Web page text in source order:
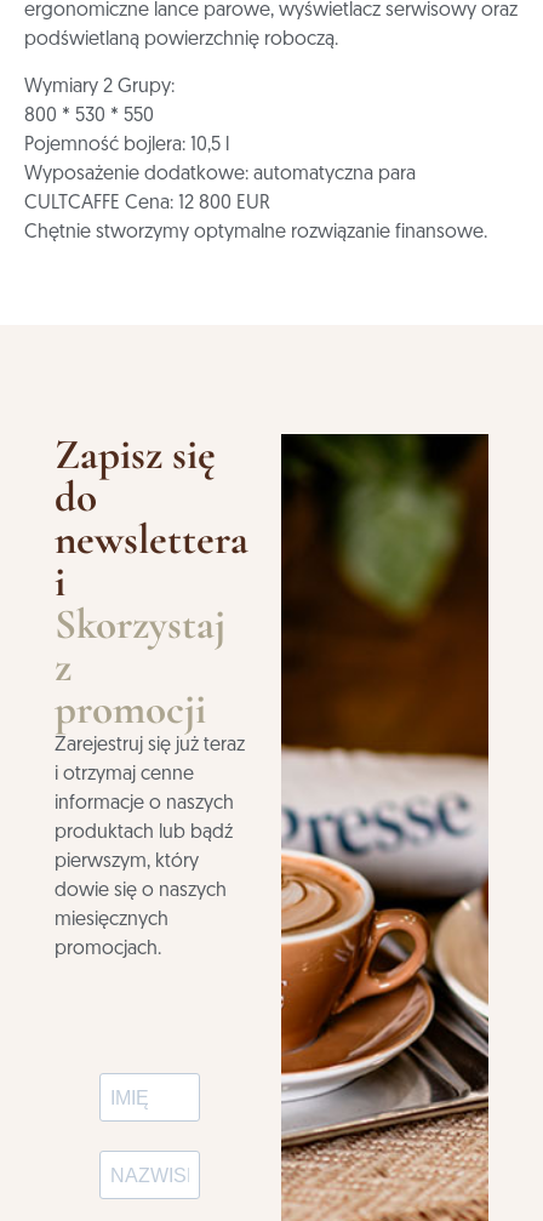
ergonomiczne lance parowe, wyświetlacz serwisowy oraz
podświetlaną powierzchnię roboczą.
Wymiary 2 Grupy:
800 * 530 * 550
Pojemność bojlera: 10,5 l
Wyposażenie dodatkowe: automatyczna para
CULTCAFFE Cena: 12 800 EUR
Chętnie stworzymy optymalne rozwiązanie finansowe.
Zapisz się
do
newslettera
i
Skorzystaj
z
promocji
Zarejestruj się już teraz
i otrzymaj cenne
informacje o naszych
produktach lub bądź
pierwszym, który
dowie się o naszych
miesięcznych
promocjach.